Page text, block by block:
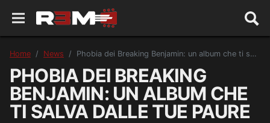
Home News Phobia dei Breaking Benjamin: un album che ti salva dalle tue paure
PHOBIA DEI BREAKING
BENJAMIN: UN ALBUM CHE
TI SALVA DALLE TUE PAURE